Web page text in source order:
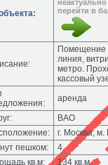
объекта:
перейти в
Помещение
линия,
метро.
кассовый
аренда
ВАО
г. Москва,
пешком:
4
кв.м:
134 кв.м